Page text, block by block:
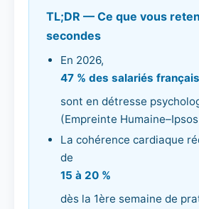
TL;DR — Ce que vous
secondes
En 2026,
47 % des salariés français
sont en détresse
(Empreinte Humaine–Ipsos
La cohérence cardiaque
de
15 à 20 %
dès la 1ère semaine de